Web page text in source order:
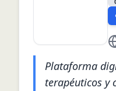
Plataforma
terapéuticos y